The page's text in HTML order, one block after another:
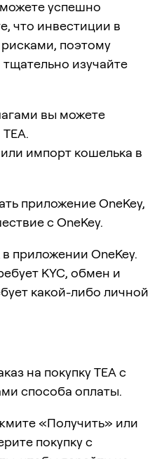
успешно
что инвестиции в
поэтому
изучайте
вы можете
импорт кошелька в
приложение OneKey,
с OneKey.
приложении OneKey.
KYC, обмен и
какой-либо личной
на покупку TEA с
способа оплаты.
«Получить» или
покупку с